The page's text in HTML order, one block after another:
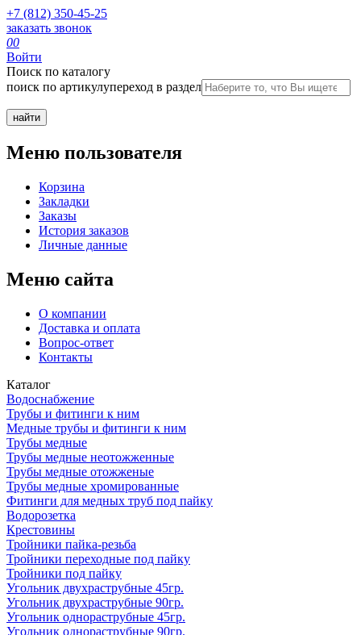
+7 (812) 350-45-25
заказать звонок
00
Войти
Поиск по каталогу
поиск по артикулупереход в раздел
Меню пользователя
Корзина
Закладки
Заказы
История заказов
Личные данные
Меню сайта
О компании
Доставка и оплата
Вопрос-ответ
Контакты
Каталог
Водоснабжение
Трубы и фитинги к ним
Медные трубы и фитинги к ним
Трубы медные
Трубы медные неотожженные
Трубы медные отожженые
Трубы медные хромированные
Фитинги для медных труб под пайку
Водорозетка
Крестовины
Тройники пайка-резьба
Тройники переходные под пайку
Тройники под пайку
Угольник двухраструбные 45гр.
Угольник двухраструбные 90гр.
Угольник однораструбные 45гр.
Угольник однораструбные 90гр.